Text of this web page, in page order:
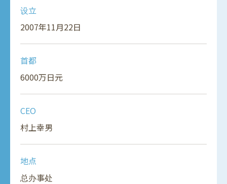
设立
2007年11月22日
首都
6000万日元
CEO
村上幸男
地点
总办事处